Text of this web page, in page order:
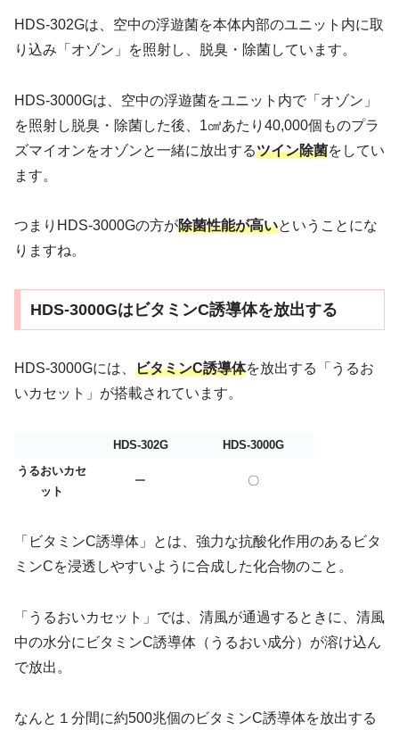
HDS-302Gは、空中の浮遊菌を本体内部のユニット内に取
り込み「オゾン」を照射し、脱臭・除菌しています。
HDS-3000Gは、空中の浮遊菌をユニット内で「オゾン」
を照射し脱臭・除菌した後、1㎤あたり40,000個ものプラ
ズマイオンをオゾンと一緒に放出するツイン除菌をしてい
ます。
つまりHDS-3000Gの方が除菌性能が高いということにな
りますね。
HDS-3000GはビタミンC誘導体を放出する
HDS-3000Gには、 ビタミンC誘導体を放出する「うるお
いカセット」が搭載されています。
HDS-302G
HDS-3000G
うるおいカセ
ット
ー 〇
「ビタミンC誘導体」とは、強力な抗酸化作用のあるビタ
ミンCを浸透しやすいように合成した化合物のこと。
「うるおいカセット」では、清風が通過するときに、清風
中の水分にビタミンC誘導体（うるおい成分）が溶け込ん
で放出。
なんと１分間に約500兆個のビタミンC誘導体を放出する